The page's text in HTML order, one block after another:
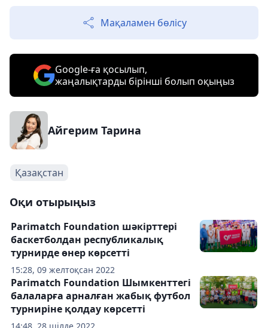
Мақаламен бөлісу
Google-ға қосылып,
жаңалықтарды бірінші болып оқыңыз
Айгерим Тарина
Қазақстан
Оқи отырыңыз
15:28, 09 желтоқсан 2022
Parimatch Foundation шәкірттері
баскетболдан республикалық
турнирде өнер көрсетті
14:48, 28 шілде 2022
Parimatch Foundation Шымкенттегі
балаларға арналған жабық футбол
турниріне қолдау көрсетті